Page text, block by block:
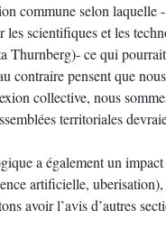
commune selon laquelle
les scientifiques et les
Thurnberg)- ce qui
contraire pensent que
collective, nous
territoriales
a également un
artificielle,
avoir l’avis d’autres